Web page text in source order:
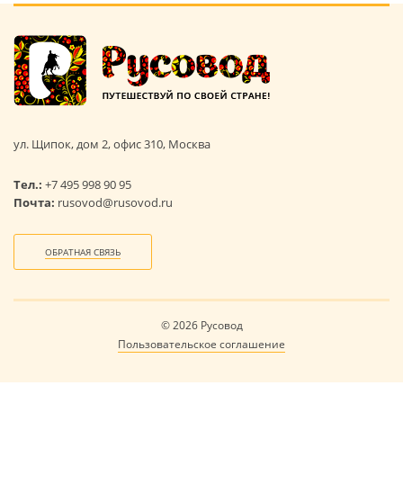
ул. Щипок, дом 2, офис 310, Москва
Тел.: +7 495 998 90 95
Почта: rusovod@rusovod.ru
ОБРАТНАЯ СВЯЗЬ
© 2026 Русовод
Пользовательское соглашение